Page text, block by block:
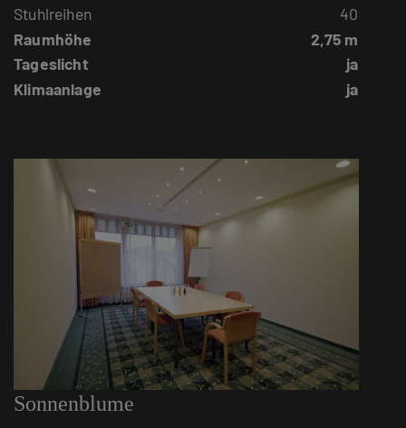
Stuhlreihen
40
Raumhöhe
2,75 m
Tageslicht
ja
Klimaanlage
ja
Sonnenblume